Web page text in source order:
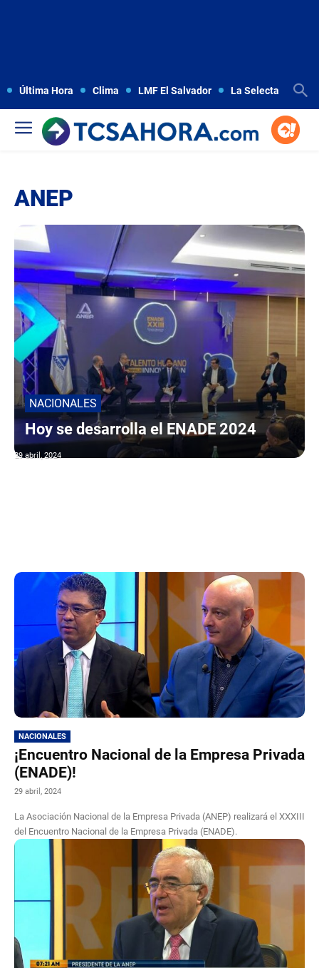
Última Hora Clima LMF El Salvador La Selecta
ANEP
NACIONALES
Hoy se desarrolla el ENADE 2024
29 abril, 2024
NACIONALES
¡Encuentro Nacional de la Empresa Privada
(ENADE)!
29 abril, 2024
La Asociación Nacional de la Empresa Privada (ANEP) realizará el XXXIII
del Encuentro Nacional de la Empresa Privada (ENADE).